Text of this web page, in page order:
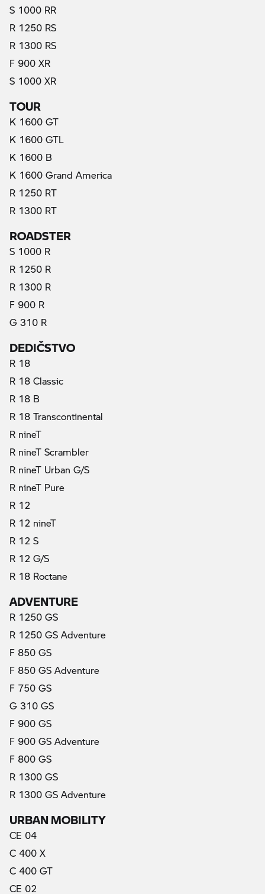
S 1000 RR
R 1250 RS
R 1300 RS
F 900 XR
S 1000 XR
TOUR
K 1600 GT
K 1600 GTL
K 1600 B
K 1600 Grand America
R 1250 RT
R 1300 RT
ROADSTER
S 1000 R
R 1250 R
R 1300 R
F 900 R
G 310 R
DEDIČSTVO
R 18
R 18 Classic
R 18 B
R 18 Transcontinental
R nineT
R nineT Scrambler
R nineT Urban G/S
R nineT Pure
R 12
R 12 nineT
R 12 S
R 12 G/S
R 18 Roctane
ADVENTURE
R 1250 GS
R 1250 GS Adventure
F 850 GS
F 850 GS Adventure
F 750 GS
G 310 GS
F 900 GS
F 900 GS Adventure
F 800 GS
R 1300 GS
R 1300 GS Adventure
URBAN MOBILITY
CE 04
C 400 X
C 400 GT
CE 02